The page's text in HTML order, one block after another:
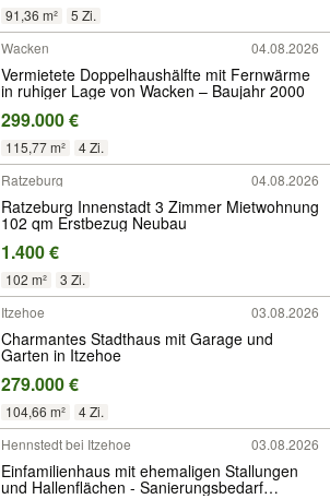
91,36 m²
5 Zi.
Wacken
04.08.2026
Vermietete Doppelhaushälfte mit Fernwärme
in ruhiger Lage von Wacken – Baujahr 2000
299.000 €
115,77 m²
4 Zi.
Ratzeburg
04.08.2026
Ratzeburg Innenstadt 3 Zimmer Mietwohnung
102 qm Erstbezug Neubau
1.400 €
102 m²
3 Zi.
Itzehoe
03.08.2026
Charmantes Stadthaus mit Garage und
Garten in Itzehoe
279.000 €
104,66 m²
4 Zi.
Hennstedt bei Itzehoe
03.08.2026
Einfamilienhaus mit ehemaligen Stallungen
und Hallenflächen - Sanierungsbedarf